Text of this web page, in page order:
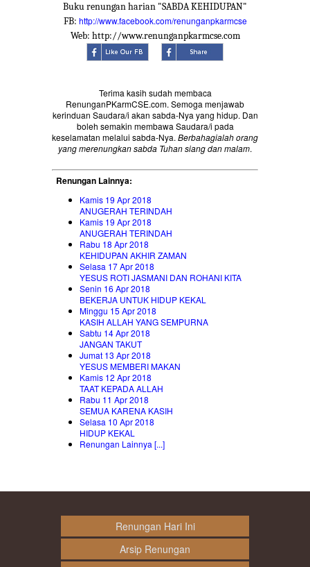
Buku renungan harian "SABDA KEHIDUPAN"
FB: http://www.facebook.com/renunganpkarmcse
Web: http://www.renunganpkarmcse.com
Terima kasih sudah membaca
RenunganPKarmCSE.com. Semoga menjawab
kerinduan Saudara/i akan sabda-Nya yang hidup. Dan
boleh semakin membawa Saudara/i pada
keselamatan melalui sabda-Nya. Berbahagialah orang
yang merenungkan sabda Tuhan siang dan malam.
Renungan Lainnya:
Kamis 19 Apr 2018
ANUGERAH TERINDAH
Kamis 19 Apr 2018
ANUGERAH TERINDAH
Rabu 18 Apr 2018
KEHIDUPAN AKHIR ZAMAN
Selasa 17 Apr 2018
YESUS ROTI JASMANI DAN ROHANI KITA
Senin 16 Apr 2018
BEKERJA UNTUK HIDUP KEKAL
Minggu 15 Apr 2018
KASIH ALLAH YANG SEMPURNA
Sabtu 14 Apr 2018
JANGAN TAKUT
Jumat 13 Apr 2018
YESUS MEMBERI MAKAN
Kamis 12 Apr 2018
TAAT KEPADA ALLAH
Rabu 11 Apr 2018
SEMUA KARENA KASIH
Selasa 10 Apr 2018
HIDUP KEKAL
Renungan Lainnya [...]
Renungan Hari Ini
Arsip Renungan